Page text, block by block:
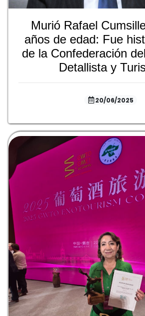
Murió Rafael
años de edad: Fue
de la Confederación
Detallista y
20/06/2025